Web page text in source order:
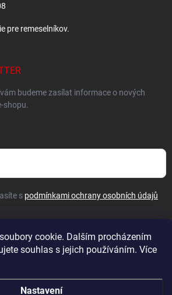
cookie. Dalším procházením
souhlas s jejich používáním. Více
Nastavení
pre remeselníkov.
budeme zasílat informace o nových
shopu.
s podmínkami ochrany osobních údajů